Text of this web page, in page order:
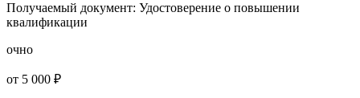
Получаемый документ: Удостоверение о повышении
квалификации
очно
от 5 000 ₽